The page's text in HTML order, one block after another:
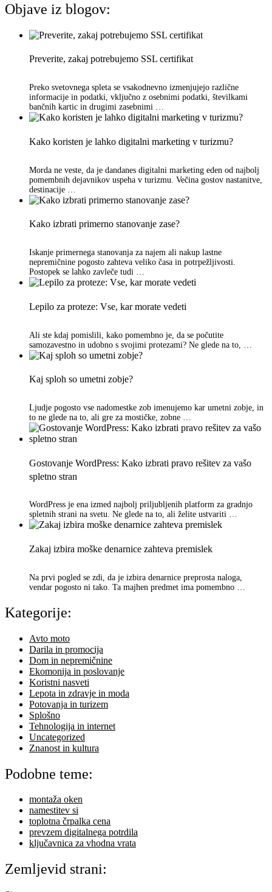
Objave iz blogov:
Preverite, zakaj potrebujemo SSL certifikat
Preko svetovnega spleta se vsakodnevno izmenjujejo različne
informacije in podatki, vključno z osebnimi podatki, številkami
bančnih kartic in drugimi zasebnimi …
Kako koristen je lahko digitalni marketing v turizmu?
Morda ne veste, da je dandanes digitalni marketing eden od najbolj
pomembnih dejavnikov uspeha v turizmu. Večina gostov nastanitve,
destinacije …
Kako izbrati primerno stanovanje zase?
Iskanje primernega stanovanja za najem ali nakup lastne
nepremičnine pogosto zahteva veliko časa in potrpežljivosti.
Postopek se lahko zavleče tudi …
Lepilo za proteze: Vse, kar morate vedeti
Ali ste kdaj pomislili, kako pomembno je, da se počutite
samozavestno in udobno s svojimi protezami? Ne glede na to, …
Kaj sploh so umetni zobje?
Ljudje pogosto vse nadomestke zob imenujemo kar umetni zobje, in
to ne glede na to, ali gre za mostičke, zobne …
Gostovanje WordPress: Kako izbrati pravo rešitev za vašo
spletno stran
WordPress je ena izmed najbolj priljubljenih platform za gradnjo
spletnih strani na svetu. Ne glede na to, ali želite ustvariti …
Zakaj izbira moške denarnice zahteva premislek
Na prvi pogled se zdi, da je izbira denarnice preprosta naloga,
vendar pogosto ni tako. Ta majhen predmet ima pomembno …
Kategorije:
Avto moto
Darila in promocija
Dom in nepremičnine
Ekomonija in poslovanje
Koristni nasveti
Lepota in zdravje in moda
Potovanja in turizem
Splošno
Tehnologija in internet
Uncategorized
Znanost in kultura
Podobne teme:
montaža oken
namestitev si
toplotna črpalka cena
prevzem digitalnega potrdila
ključavnica za vhodna vrata
Zemljevid strani: